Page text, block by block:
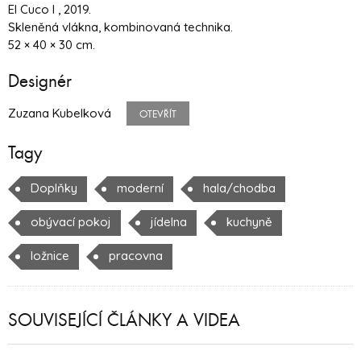
El Cuco I , 2019.
Skleněná vlákna, kombinovaná technika.
52 × 40 × 30 cm.
Designér
Zuzana Kubelková OTEVŘÍT
Tagy
Doplňky moderní hala/chodba
obývací pokoj jídelna kuchyně
ložnice pracovna
SOUVISEJÍCÍ ČLÁNKY A VIDEA